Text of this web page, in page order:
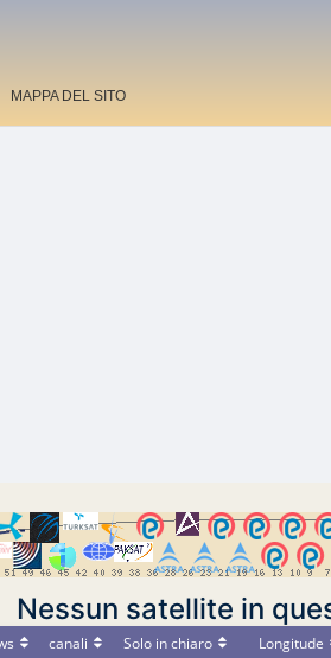
MAPPA DEL SITO
Nessun satellite in
canali Solo in chiaro Longitude